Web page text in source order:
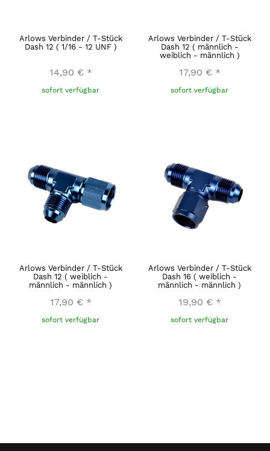
Arlows Verbinder / T-Stück
Dash 12 ( 1/16 - 12 UNF )
14,90 € *
sofort verfügbar
Arlows Verbinder / T-Stück
Dash 12 ( männlich -
weiblich - männlich )
17,90 € *
sofort verfügbar
Arlows Verbinder / T-Stück
Dash 12 ( weiblich -
männlich - männlich )
17,90 € *
sofort verfügbar
Arlows Verbinder / T-Stück
Dash 16 ( weiblich -
männlich - männlich )
19,90 € *
sofort verfügbar